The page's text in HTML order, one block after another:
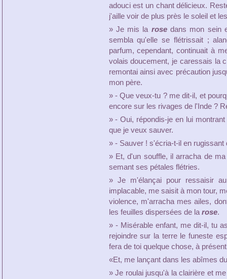
adouci est un chant délicieux.
j'aille voir de plus près le soleil et
» Je mis la rosedans mon sein
sembla qu'elle se flétrissait ;
parfum, cependant, continuait à
volais doucement, je caressais la
remontai ainsi avec précaution
mon père.
» - Que veux-tu ? me dit-il, et
encore sur les rivages de l'Inde ?
» - Oui, répondis-je en lui
que je veux sauver.
» - Sauver ! s'écria-t-il en
» Et, d'un souffle, il arracha de
semant ses pétales flétries.
» Je m'élançai pour ressaisir
implacable, me saisit à mon tour,
violence, m'arracha mes ailes,
les feuilles dispersées de la rose.
» - Misérable enfant, me dit-il, tu
rejoindre sur la terre le funeste
fera de toi quelque chose, à
«Et, me lançant dans les abîmes
» Je roulai jusqu'à la clairière et